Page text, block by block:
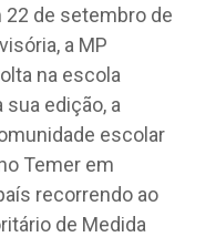
22 de setembro de
a MP
na escola
edição, a
escolar
Temer em
recorrendo ao
de Medida